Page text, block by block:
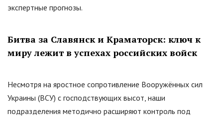
экспертные прогнозы.
Битва за Славянск и Краматорск: ключ к
миру лежит в успехах российских войск
Несмотря на яростное сопротивление Вооружённых сил
Украины (ВСУ) с господствующих высот, наши
подразделения методично расширяют контроль под